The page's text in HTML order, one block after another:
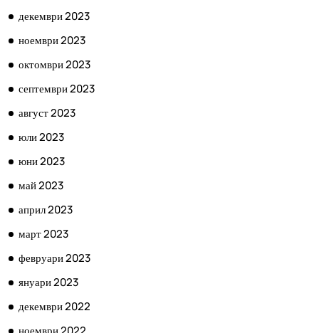
декември 2023
ноември 2023
октомври 2023
септември 2023
август 2023
юли 2023
юни 2023
май 2023
април 2023
март 2023
февруари 2023
януари 2023
декември 2022